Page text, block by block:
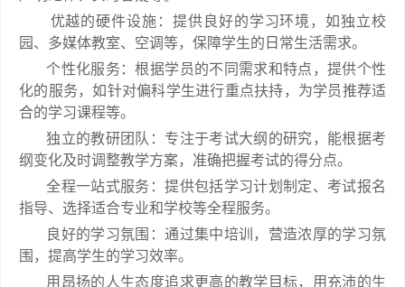
优越的硬件设施：提供良好的学习环境，如独立校
园、多媒体教室、空调等，保障学生的日常生活需求。
个性化服务：根据学员的不同需求和特点，提供个性
化的服务，如针对偏科学生进行重点扶持，为学员推荐适
合的学习课程等。
独立的教研团队：专注于考试大纲的研究，能根据考
纲变化及时调整教学方案，准确把握考试的得分点。
全程一站式服务：提供包括学习计划制定、考试报名
指导、选择适合专业和学校等全程服务。
良好的学习氛围：通过集中培训，营造浓厚的学习氛
围，提高学生的学习效率。
用昂扬的人生态度追求更高的教学目标，用充沛的生